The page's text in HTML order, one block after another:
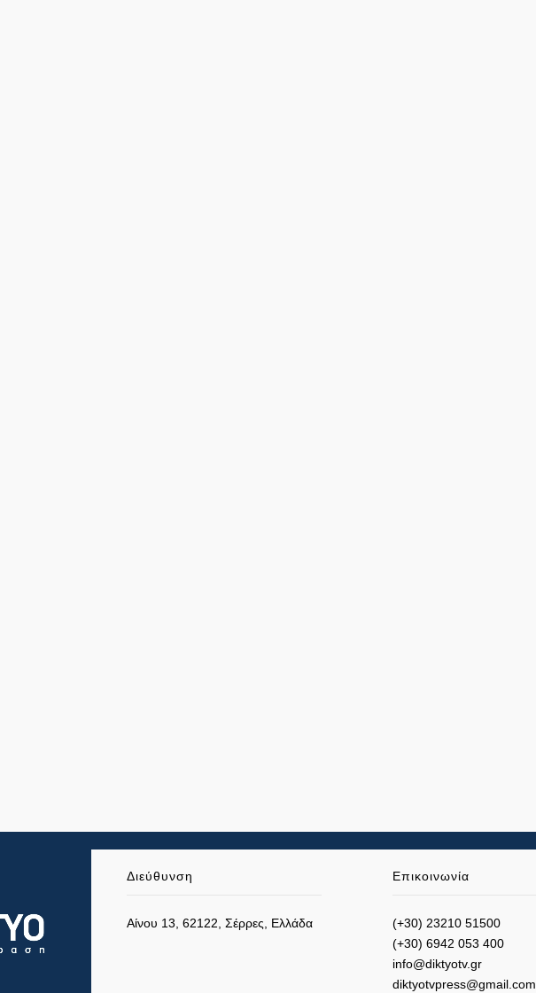
Διεύθυνση
Αίνου 13, 62122, Σέρρες, Ελλάδα
Επικοινωνία
(+30) 23210 51500
(+30) 6942 053 400
info@diktyotv.gr
diktyotvpress@gmail.com